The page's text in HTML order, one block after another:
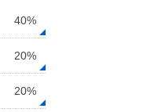
40%
20%
20%